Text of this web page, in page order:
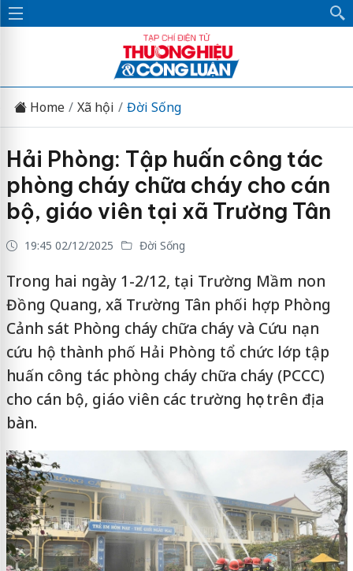
Home Xã hội Đời Sống
Hải Phòng: Tập huấn công tác
phòng cháy chữa cháy cho cán
bộ, giáo viên tại xã Trường Tân
19:45 02/12/2025 Đời Sống
Trong hai ngày 1-2/12, tại Trường Mầm non
Đồng Quang, xã Trường Tân phối hợp Phòng
Cảnh sát Phòng cháy chữa cháy và Cứu nạn
cứu hộ thành phố Hải Phòng tổ chức lớp tập
huấn công tác phòng cháy chữa cháy (PCCC)
cho cán bộ, giáo viên các trường học trên địa
bàn.